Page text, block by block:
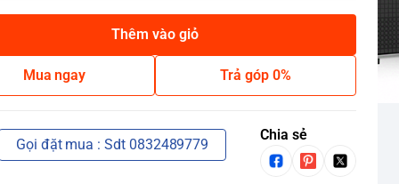
Thêm vào giỏ
Mua ngay Trả góp 0%
Gọi đặt mua : Sdt 0832489779
Chia sẻ